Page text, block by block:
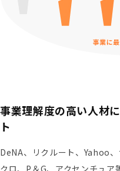
事業理解度の高い人材
ト
DeNA、リクルート、Yahoo